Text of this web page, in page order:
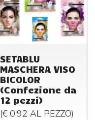
SETABLU
MASCHERA VISO
BICOLOR
(Confezione da
12 pezzi)
(€ 0,92 AL PEZZO)